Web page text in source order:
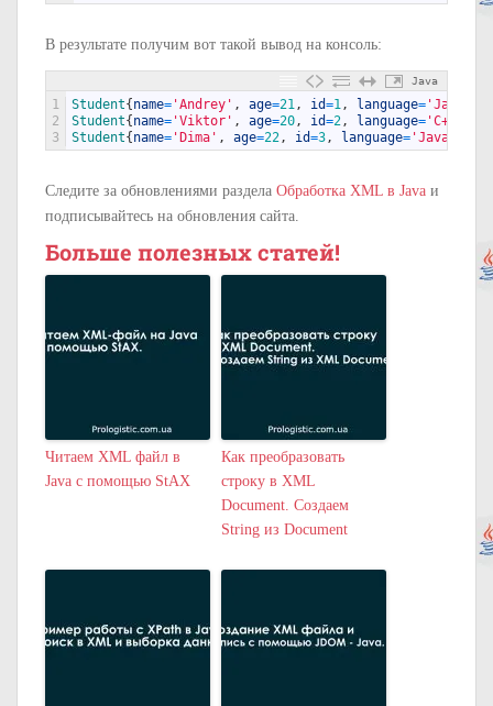
В результате получим вот такой вывод на консоль:
Java
1
2
3
Student{name= 'Andrey' , age=21 , id=1 , language= 'Java'
Student{name= 'Viktor' , age=20 , id=2 , language= 'C++'
Student{name= 'Dima' , age=22 , id=3 , language=
Следите за обновлениями раздела Обработка XML в Java и
подписывайтесь на обновления сайта.
Больше полезных статей!
Читаем XML файл в
Java с помощью StAX
Как преобразовать
строку в XML
Document. Создаем
String из Document